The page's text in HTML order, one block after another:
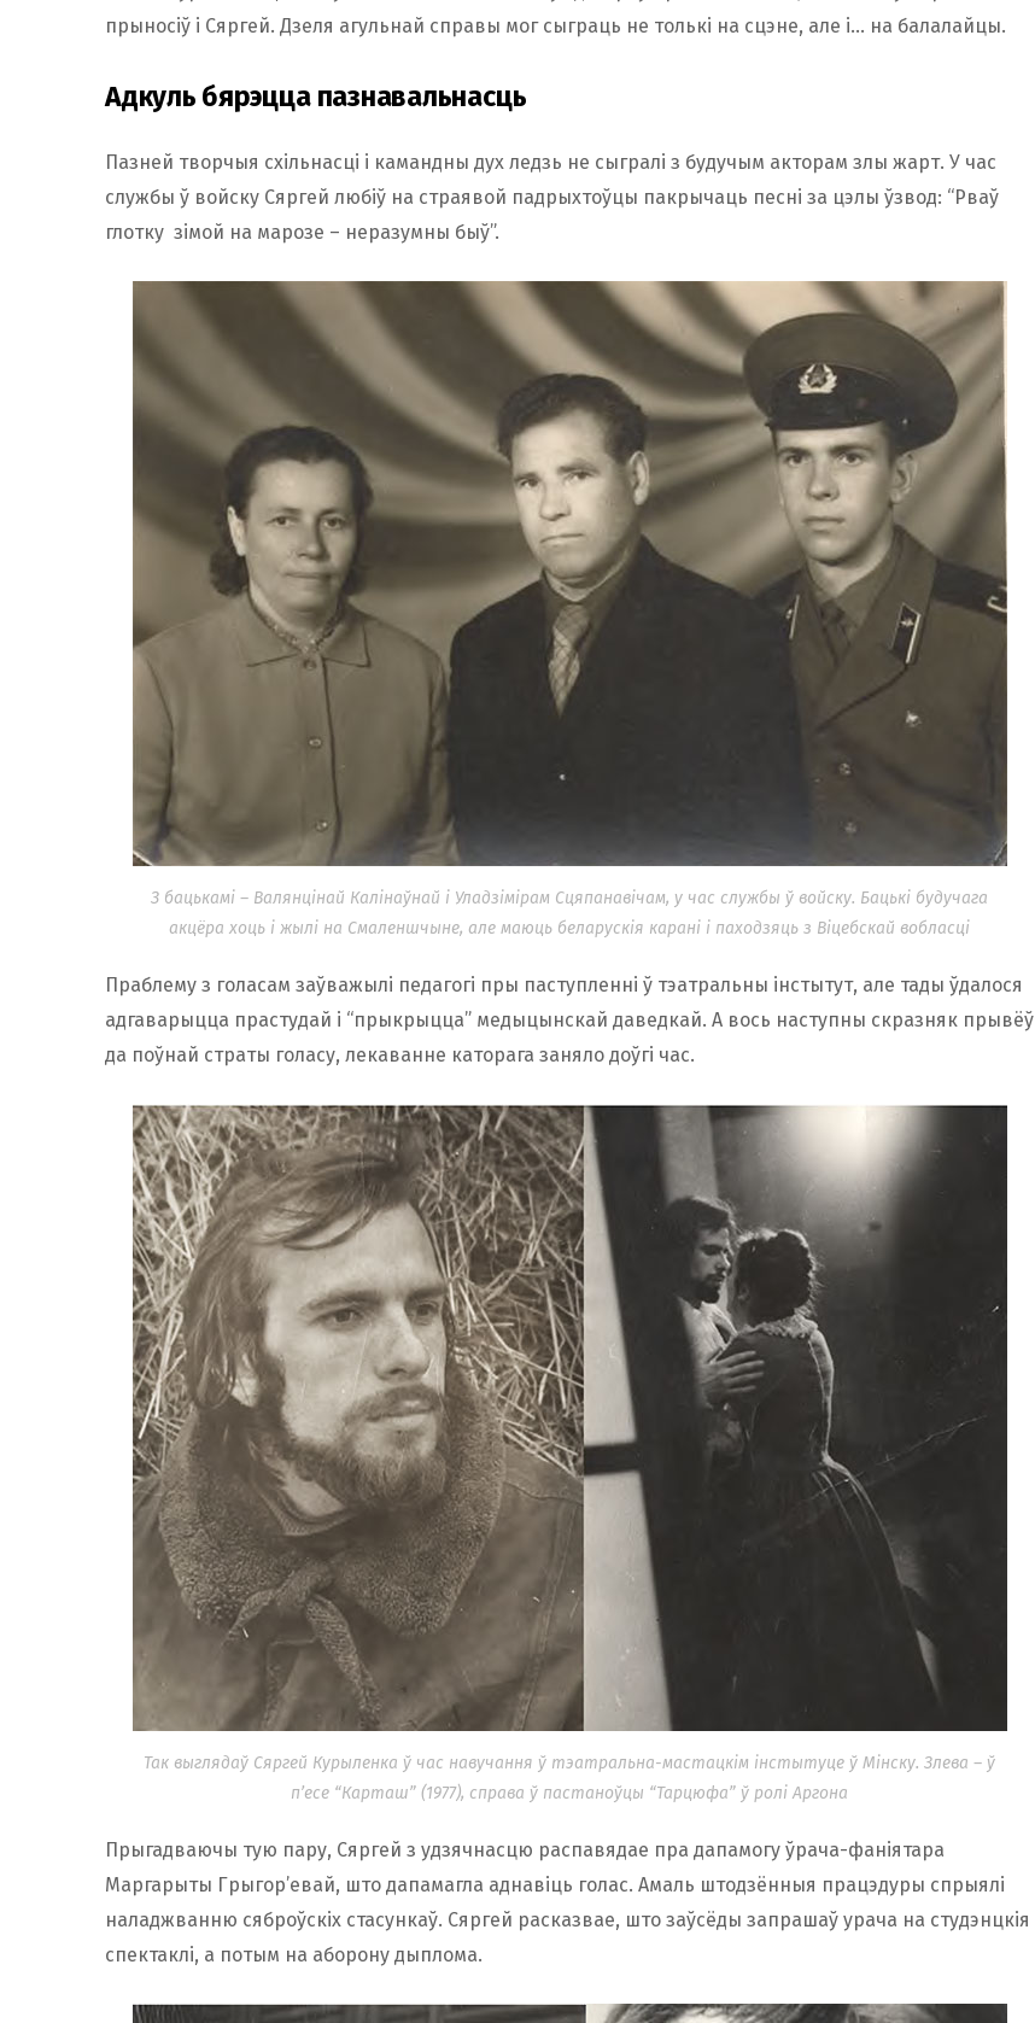
прыносіў і Сяргей. Дзеля агульнай справы мог сыграць не толькі на сцэне, але і… на балалайцы.
Адкуль бярэцца пазнавальнасць
Пазней творчыя схільнасці і камандны дух ледзь не сыгралі з будучым акторам злы жарт. У час
службы ў войску Сяргей любіў на страявой падрыхтоўцы пакрычаць песні за цэлы ўзвод: “Рваў
глотку зімой на марозе – неразумны быў”.
З бацькамі – Валянцінай Калінаўнай і Уладзімірам Сцяпанавічам, у час службы ў войску. Бацькі будучага
акцёра хоць і жылі на Смаленшчыне, але маюць беларускія карані і паходзяць з Віцебскай вобласці
Праблему з голасам заўважылі педагогі пры паступленні ў тэатральны інстытут, але тады ўдалося
адгаварыцца прастудай і “прыкрыцца” медыцынскай даведкай. А вось наступны скразняк прывёў
да поўнай страты голасу, лекаванне каторага заняло доўгі час.
Так выглядаў Сяргей Курыленка ў час навучання ў тэатральна-мастацкім інстытуце ў Мінску. Злева – ў
п’есе “Карташ” (1977), справа ў пастаноўцы “Тарцюфа” ў ролі Аргона
Прыгадваючы тую пару, Сяргей з удзячнасцю распавядае пра дапамогу ўрача-фаніятара
Маргарыты Грыгор’евай, што дапамагла аднавіць голас. Амаль штодзённыя працэдуры спрыялі
наладжванню сяброўскіх стасункаў. Сяргей расказвае, што заўсёды запрашаў урача на студэнцкія
спектаклі, а потым на аборону дыплома.